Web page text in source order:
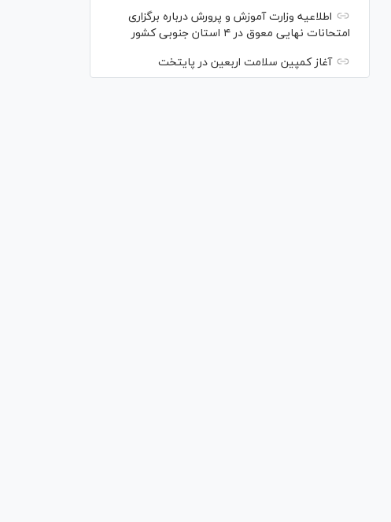
اطلاعیه وزارت آموزش و پرورش درباره برگزاری
امتحانات نهایی معوق در ۴ استان جنوبی کشور
آغاز کمپین سلامت اربعین در پایتخت